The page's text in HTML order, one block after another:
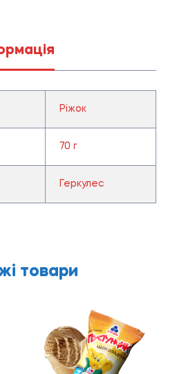
Ріжок
70 г
Геркулес
товари